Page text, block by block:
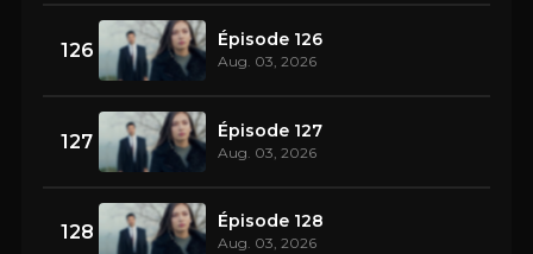
126 Épisode 126
Aug. 03, 2026
127 Épisode 127
Aug. 03, 2026
128 Épisode 128
Aug. 03, 2026